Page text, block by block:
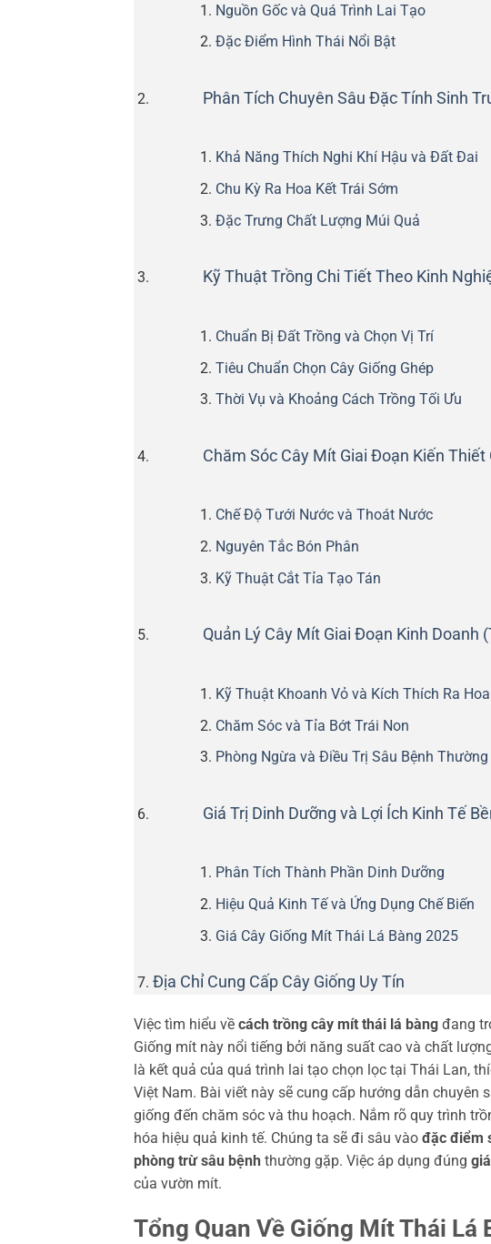
Nguồn Gốc và Quá Trình Lai Tạo
Đặc Điểm Hình Thái Nổi Bật
Phân Tích Chuyên Sâu Đặc Tính Sinh
Khả Năng Thích Nghi Khí Hậu và Đất Đai
Chu Kỳ Ra Hoa Kết Trái Sớm
Đặc Trưng Chất Lượng Múi Quả
Kỹ Thuật Trồng Chi Tiết Theo Kinh
Chuẩn Bị Đất Trồng và Chọn Vị Trí
Tiêu Chuẩn Chọn Cây Giống Ghép
Thời Vụ và Khoảng Cách Trồng Tối Ưu
Chăm Sóc Cây Mít Giai Đoạn Kiến
Chế Độ Tưới Nước và Thoát Nước
Nguyên Tắc Bón Phân
Kỹ Thuật Cắt Tỉa Tạo Tán
Quản Lý Cây Mít Giai Đoạn Kinh Doanh
Kỹ Thuật Khoanh Vỏ và Kích Thích Ra Hoa
Chăm Sóc và Tỉa Bớt Trái Non
Phòng Ngừa và Điều Trị Sâu Bệnh Thường
Giá Trị Dinh Dưỡng và Lợi Ích Kinh Tế
Phân Tích Thành Phần Dinh Dưỡng
Hiệu Quả Kinh Tế và Ứng Dụng Chế Biến
Giá Cây Giống Mít Thái Lá Bàng 2025
Địa Chỉ Cung Cấp Cây Giống Uy Tín
Việc tìm hiểu về cách trồng cây mít thái lá bàng đang
Giống mít này nổi tiếng bởi năng suất cao và chất
là kết quả của quá trình lai tạo chọn lọc tại Thái Lan,
Việt Nam. Bài viết này sẽ cung cấp hướng dẫn
giống đến chăm sóc và thu hoạch. Nắm rõ quy trình
hóa hiệu quả kinh tế. Chúng ta sẽ đi sâu vào đặc điểm
phòng trừ sâu bệnh thường gặp. Việc áp dụng đúng
của vườn mít.
Tổng Quan Về Giống Mít Thái Lá